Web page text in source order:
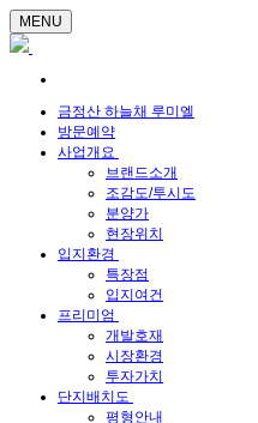
MENU
금정산 하늘채 루미엘
방문예약
사업개요
브랜드소개
조감도/투시도
분양가
현장위치
입지환경
특장점
입지여건
프리미엄
개발호재
시장환경
투자가치
단지배치도
평형안내